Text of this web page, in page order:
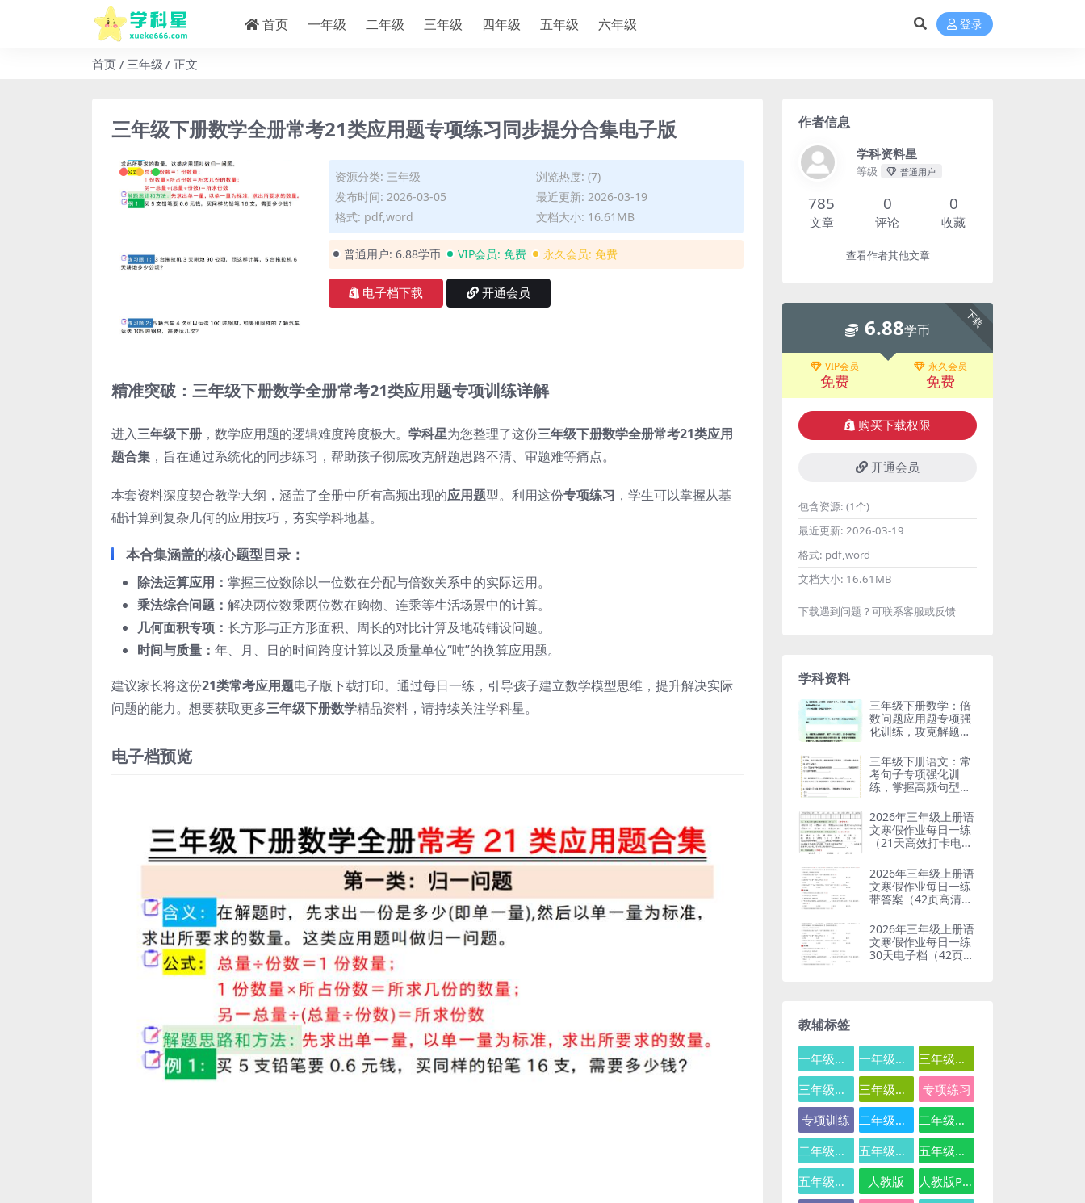
首页 一年级 二年级 三年级 四年级 五年级 六年级 登录
首页 三年级 正文
三年级下册数学全册常考21类应用题专项练习同步提分合集电子版
资源分类: 三年级
浏览热度: (7)
发布时间: 2026-03-05
最近更新: 2026-03-19
格式: pdf,word
文档大小: 16.61MB
普通用户: 6.88学币 VIP会员: 免费 永久会员: 免费
电子档下载 开通会员
精准突破：三年级下册数学全册常考21类应用题专项训练详解
进入三年级下册 ，数学应用题的逻辑难度跨度极大。 学科星为您整理了这份三年级下册数学全册常考21类应用
题合集 ，旨在通过系统化的同步练习，帮助孩子彻底攻克解题思路不清、审题难等痛点。
本套资料深度契合教学大纲，涵盖了全册中所有高频出现的应用题型。利用这份专项练习 ，学生可以掌握从基
础计算到复杂几何的应用技巧，夯实学科地基。
本合集涵盖的核心题型目录：
除法运算应用： 掌握三位数除以一位数在分配与倍数关系中的实际运用。
乘法综合问题： 解决两位数乘两位数在购物、连乘等生活场景中的计算。
几何面积专项： 长方形与正方形面积、周长的对比计算及地砖铺设问题。
时间与质量： 年、月、日的时间跨度计算以及质量单位“吨”的换算应用题。
建议家长将这份21类常考应用题电子版下载打印。通过每日一练，引导孩子建立数学模型思维，提升解决实际
问题的能力。想要获取更多三年级下册数学精品资料，请持续关注学科星。
电子档预览
作者信息
学科资料星
等级 普通用户
785
文章
0
评论
0
收藏
查看作者其他文章
下载
6.88学币
VIP会员
免费
永久会员
免费
购买下载权限
开通会员
包含资源: (1个)
最近更新: 2026-03-19
格式: pdf,word
文档大小: 16.61MB
下载遇到问题？可联系客服或反馈
学科资料
三年级下册数学：倍
数问题应用题专项强
化训练，攻克解题难
三年级下册语文：常
考句子专项强化训
练，掌握高频句型变
2026年三年级上册语
文寒假作业每日一练
（21天高效打卡电子
2026年三年级上册语
文寒假作业每日一练
带答案（42页高清完
2026年三年级上册语
文寒假作业每日一练
30天电子档（42页高
教辅标签
一年级数学 一年级语文
三年级数学
三年级英语
三年级语文
专项练习
专项训练
二年级下册数学
二年级数学
二年级语文
五年级数学
五年级英语
五年级语文
人教版
人教版PEP